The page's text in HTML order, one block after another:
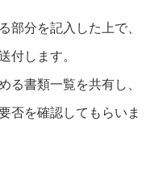
部分を記入した上で、
付します。​
る書類一覧を共有し、
否を確認してもらいま